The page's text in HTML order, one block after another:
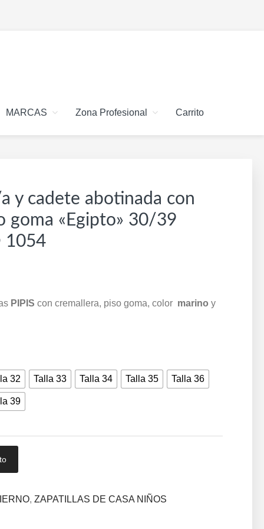
MARCAS Zona Profesional Carrito
y cadete abotinada con
goma «Egipto» 30/39
1054
PIPIS con cremallera, piso goma, color marino y
32 Talla 33 Talla 34 Talla 35 Talla 36
39
, ZAPATILLAS DE CASA NIÑOS